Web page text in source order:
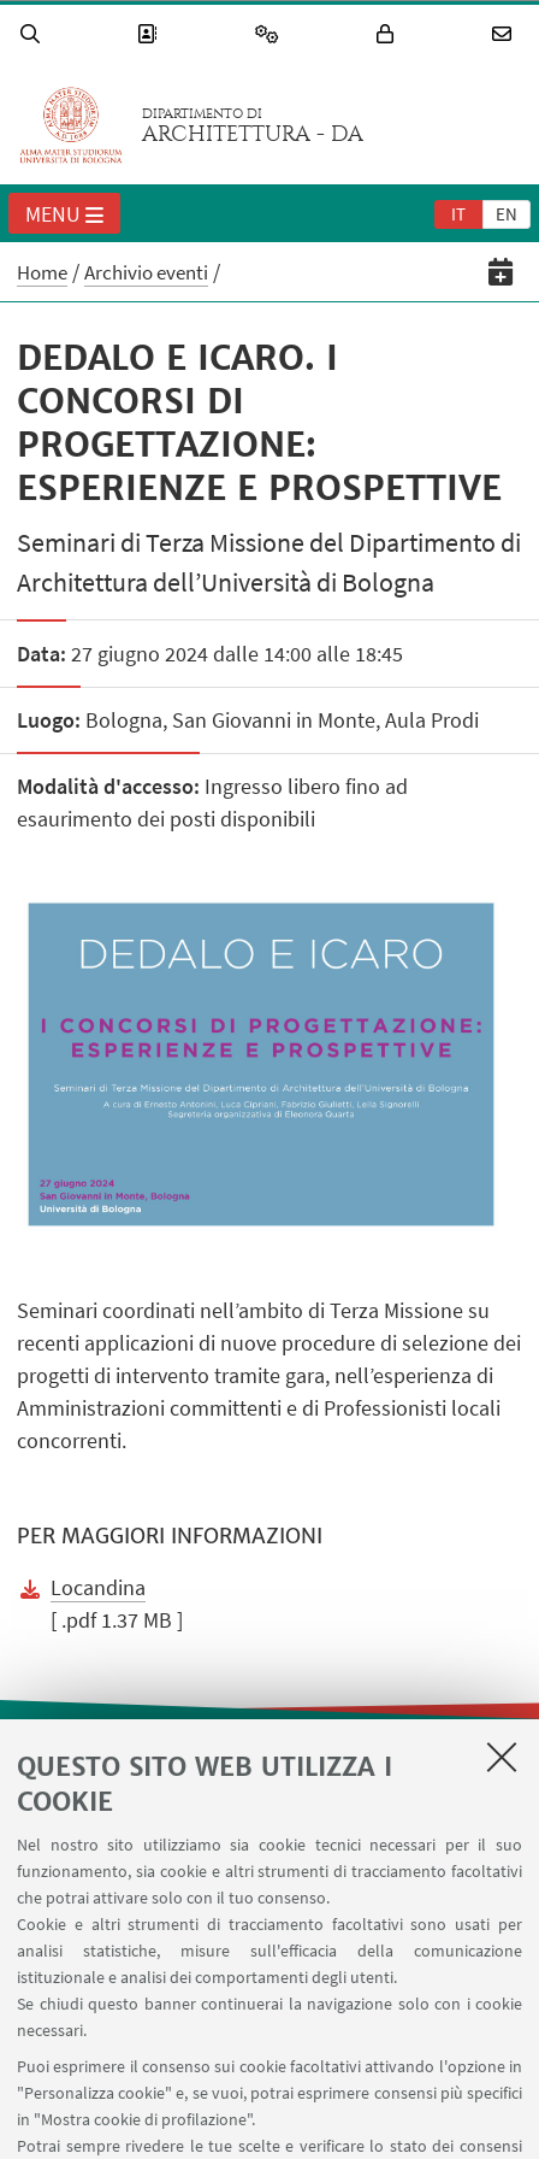
QUESTO SITO WEB UTILIZZA I
COOKIE
Nel nostro sito utilizziamo sia cookie tecnici necessari per il suo
funzionamento, sia cookie e altri strumenti di tracciamento facoltativi
che potrai attivare solo con il tuo consenso.
Cookie e altri strumenti di tracciamento facoltativi sono usati per
analisi statistiche, misure sull'efficacia della comunicazione
istituzionale e analisi dei comportamenti degli utenti.
Se chiudi questo banner continuerai la navigazione solo con i cookie
necessari.
Puoi esprimere il consenso sui cookie facoltativi attivando l'opzione in
"Personalizza cookie" e, se vuoi, potrai esprimere consensi più specifici
in "Mostra cookie di profilazione".
Potrai sempre rivedere le tue scelte e verificare lo stato dei consensi
DIPARTIMENTO DI
ARCHITETTURA - DA
IT EN
MENU
Home Archivio eventi
DEDALO E ICARO. I
CONCORSI DI
PROGETTAZIONE:
ESPERIENZE E PROSPETTIVE
Seminari di Terza Missione del Dipartimento di
Architettura dell’Università di Bologna
Data: 27 giugno 2024 dalle 14:00 alle 18:45
Luogo: Bologna, San Giovanni in Monte, Aula Prodi
Modalità d'accesso: Ingresso libero fino ad
esaurimento dei posti disponibili
Seminari coordinati nell’ambito di Terza Missione su
recenti applicazioni di nuove procedure di selezione dei
progetti di intervento tramite gara, nell’esperienza di
Amministrazioni committenti e di Professionisti locali
concorrenti.
PER MAGGIORI INFORMAZIONI
Locandina
[ .pdf 1.37 MB ]
LINK UTILI
Area riservata
Prenotazione risorse
SEGUI IL DIPARTIMENTO SU:
SEGUI UNIBO SU: